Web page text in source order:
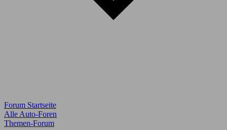
Forum Startseite
Alle Auto-Foren
Themen-Forum